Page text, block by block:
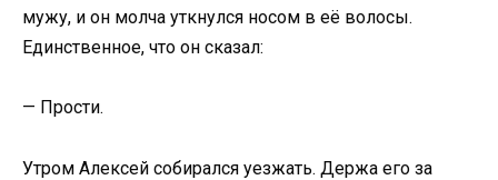
мужу, и он молча уткнулся носом в её волосы.
Единственное, что он сказал:
— Прости.
Утром Алексей собирался уезжать. Держа его за